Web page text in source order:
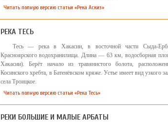
Читать полную версию статьи «Река Аскиз»
РЕКА ТЕСЬ
Тесь — река в Хакасии, в восточной части Сыда-
Красноярского водохранилища. Длина — 63 км, водосборная
Хакасии). Берёт начало из травянистого болота,
Косинского хребта, в Батенёвском кряже. Устье имеет вид узкого
села Троицкое.
Читать полную версию статьи «Река Тесь»
РЕКИ БОЛЬШИЕ И МАЛЫЕ АРБАТЫ